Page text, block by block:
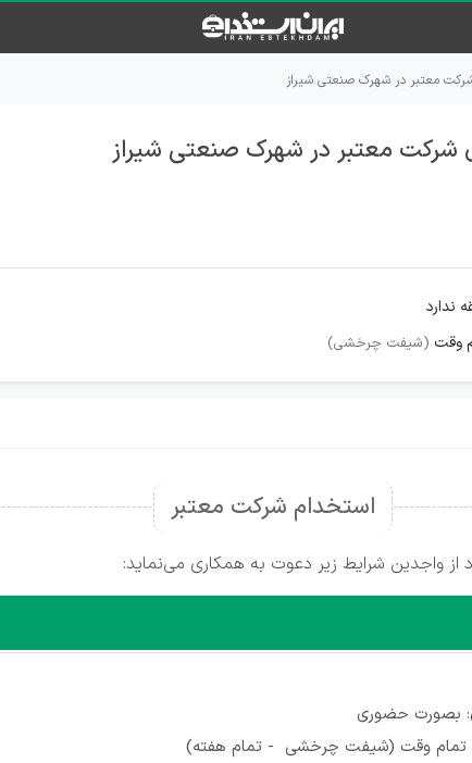
معتبر در شهرک صنعتی شیراز
شرکت معتبر در شهرک صنعتی شیراز
ندارد
وقت (شیفت چرخشی)
استخدام شرکت معتبر
واجدین شرایط زیر دعوت به همکاری می‌نماید:
بصورت حضوری
تمام وقت (شیفت چرخشی - تمام هفته)